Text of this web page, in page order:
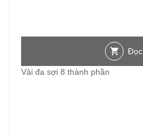
Vải đa sợi 8 thành phần